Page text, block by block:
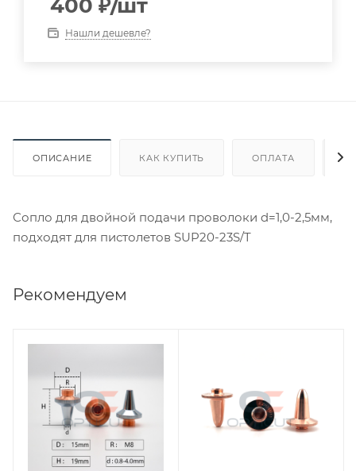
400 ₽/шт
Нашли дешевле?
ОПИСАНИЕ КАК КУПИТЬ ОПЛАТА
Сопло для двойной подачи проволоки d=1,0-2,5мм,
подходят для пистолетов SUP20-23S/T
Рекомендуем